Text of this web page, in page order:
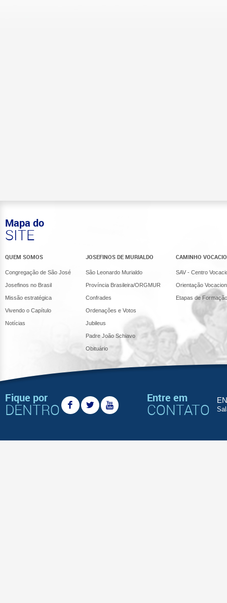
Mapa do
SITE
QUEM SOMOS
Congregação de São José
Josefinos no Brasil
Missão estratégica
Vivendo o Capítulo
Notícias
JOSEFINOS DE MURIALDO
São Leonardo Murialdo
Província Brasileira/ORGMUR
Confrades
Ordenações e Votos
Jubileus
Padre João Schiavo
Obituário
CAMINHO
SAV - Centro
Orientação
Etapas de Formação
Fique por
DENTRO
Entre em
CONTATO